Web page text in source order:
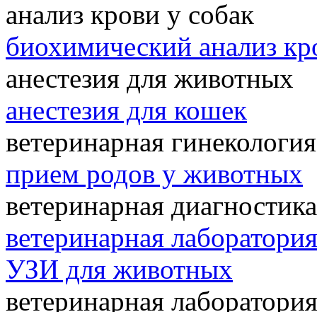
анализ крови у собак
биохимический анализ
анестезия для животных
анестезия для кошек
ветеринарная гинекология
прием родов у животных
ветеринарная диагностика
ветеринарная лаборатория
УЗИ для животных
ветеринарная лаборатория